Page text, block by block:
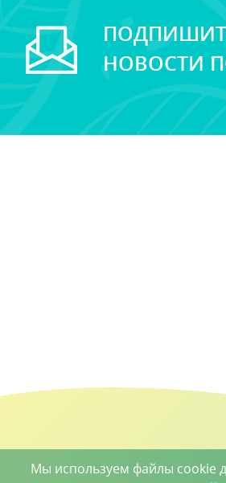
НОВОСТИ
Мы используем файлы cookie